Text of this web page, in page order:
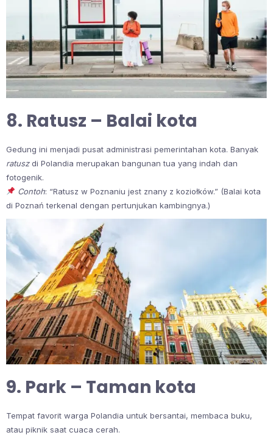
8. Ratusz – Balai kota
Gedung ini menjadi pusat administrasi pemerintahan kota. Banyak
ratuszdi Polandia merupakan bangunan tua yang indah dan
fotogenik.
Contoh: “Ratusz w Poznaniu jest znany z koziołków.” (Balai kota
di Poznań terkenal dengan pertunjukan kambingnya.)
9. Park – Taman kota
Tempat favorit warga Polandia untuk bersantai, membaca buku,
atau piknik saat cuaca cerah.